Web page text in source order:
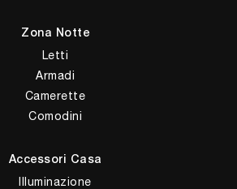
Zona Notte
Letti
Armadi
Camerette
Comodini
Accessori Casa
Illuminazione